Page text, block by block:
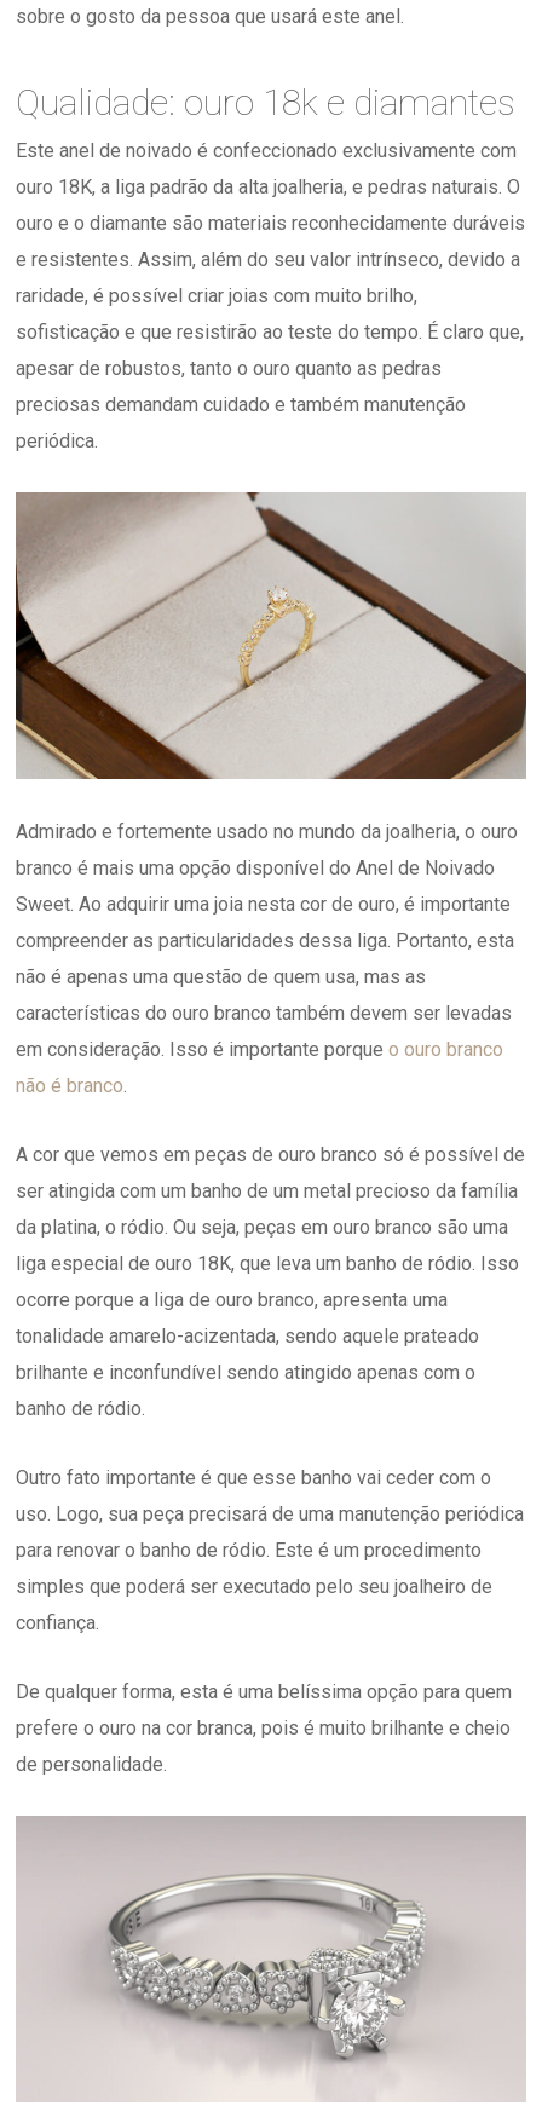
sobre o gosto da pessoa que usará este anel.
Qualidade: ouro 18k e diamantes
Este anel de noivado é confeccionado exclusivamente com
ouro 18K, a liga padrão da alta joalheria, e pedras naturais. O
ouro e o diamante são materiais reconhecidamente duráveis
e resistentes. Assim, além do seu valor intrínseco, devido a
raridade, é possível criar joias com muito brilho,
sofisticação e que resistirão ao teste do tempo. É claro que,
apesar de robustos, tanto o ouro quanto as pedras
preciosas demandam cuidado e também manutenção
periódica.
Admirado e fortemente usado no mundo da joalheria, o ouro
branco é mais uma opção disponível do Anel de Noivado
Sweet. Ao adquirir uma joia nesta cor de ouro, é importante
compreender as particularidades dessa liga. Portanto, esta
não é apenas uma questão de quem usa, mas as
características do ouro branco também devem ser levadas
em consideração. Isso é importante porqueo ouro branco
não é branco
A cor que vemos em peças de ouro branco só é possível de
ser atingida com um banho de um metal precioso da família
da platina, o ródio. Ou seja, peças em ouro branco são uma
liga especial de ouro 18K, que leva um banho de ródio. Isso
ocorre porque a liga de ouro branco, apresenta uma
tonalidade amarelo-acizentada, sendo aquele prateado
brilhante e inconfundível sendo atingido apenas com o
banho de ródio.
Outro fato importante é que esse banho vai ceder com o
uso. Logo, sua peça precisará de uma manutenção periódica
para renovar o banho de ródio. Este é um procedimento
simples que poderá ser executado pelo seu joalheiro de
confiança.
De qualquer forma, esta é uma belíssima opção para quem
prefere o ouro na cor branca, pois é muito brilhante e cheio
de personalidade.